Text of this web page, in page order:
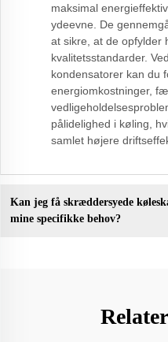
maksimal
ydeevne. De
at sikre, at de opfylder
kvalitetsstandarder.
kondensatorer kan du
energiomkostninger,
pålidelighed i køling,
samlet højere
Kan jeg få skræddersyede
mine specifikke behov?